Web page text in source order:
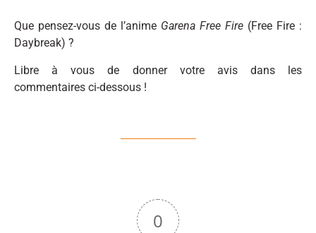
Que pensez-vous de l’anime Garena Free Fire (Free Fire :
Daybreak) ?
Libre à vous de donner votre avis dans les
commentaires ci-dessous !
0